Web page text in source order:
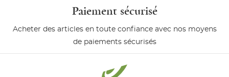
Paiement sécurisé
Acheter des articles en toute confiance avec nos moyens
de paiements sécurisés